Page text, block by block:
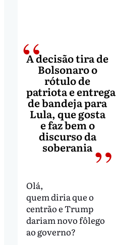
A decisão tira de
Bolsonaro o
rótulo de
patriota e entrega
de bandeja para
Lula, que gosta
e faz bem o
discurso da
soberania
Olá,
quem diria que o
centrão e Trump
dariam novo fôlego
ao governo?